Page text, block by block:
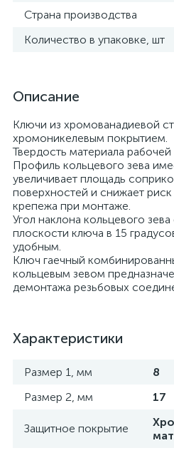
Страна производства
Количество в упаковке, шт
Описание
Ключи из хромованадиевой
хромоникелевым покрытием.
Твердость материала рабочей
Профиль кольцевого зева
увеличивает площадь
поверхностей и снижает
крепежа при монтаже.
Угол наклона кольцевого
плоскости ключа в 15
удобным.
Ключ гаечный
кольцевым зевом
демонтажа резьбовых
Характеристики
Размер 1, мм
8
Размер 2, мм
17
Защитное покрытие